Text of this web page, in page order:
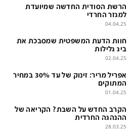
כל החדשות
ביטחוני
בעולם
פוליטי
בחירות 2026
כלכלה
ערב
הרשת הסודית החדשה שמיועדת
למגזר החרדי
04.04.25
חוות הדעת המשפטית שמסבכת את
ביג גלילות
02.04.25
אפריל מריר: זינוק של עד 30% במחיר
המתוקים
01.04.25
הקרב החדש על השבת? הקריאה של
ההנהגה החרדית
28.03.25